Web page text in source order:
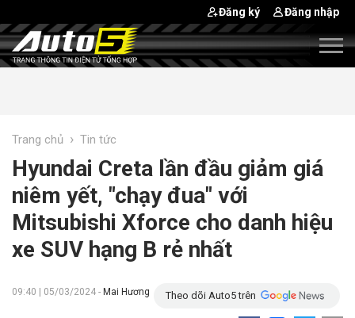
Đăng ký Đăng nhập
Trang chủ › Tin tức
Hyundai Creta lần đầu giảm giá
niêm yết, "chạy đua" với
Mitsubishi Xforce cho danh hiệu
xe SUV hạng B rẻ nhất
09:40 | 05/03/2024 - Mai Hương Theo dõi Auto5 trên